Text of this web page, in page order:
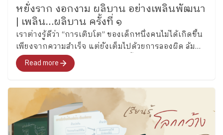
หยั่งราก งอกงาม ผลิบาน อย่างเพลินพัฒนา
| เพลิน…ผลิบาน ครั้งที่ ๑
เราต่างรู้ดีว่า “การเติบโต” ของเด็กหนึ่งคนไม่ได้เกิดขึ้น
เพียงจากความสำเร็จ แต่ยังเต็มไปด้วยการลองผิด ล้ม
เหลว การก้าวข้าม และการเรียนรู้ทั้งด้านวิชาการและตัว
ตน ดั่งเมล็ดพันธุ์ที่ค่อย ๆ หยั่งราก งอกงามจนถึงวันที่
Read more